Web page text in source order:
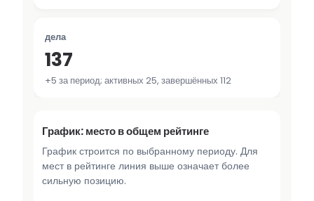
дела
137
+5 за период; активных 25, завершённых 112
График: место в общем рейтинге
График строится по выбранному периоду. Для
мест в рейтинге линия выше означает более
сильную позицию.